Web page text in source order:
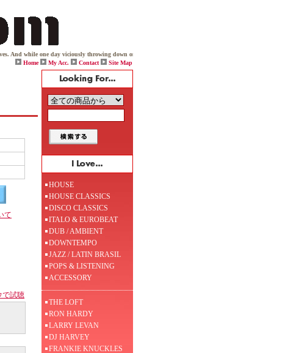
one day viciously throwing down on his box, Jack boldy declared, "Let there be HOUSE!" and
Home My Acc. Contact Site Map
て
で試聴
HOUSE
HOUSE CLASSICS
DISCO CLASSICS
ITALO & EUROBEAT
DUB / AMBIENT
DOWNTEMPO
JAZZ / LATIN BRASIL
POPS & LISTENING
ACCESSORY
THE LOFT
RON HARDY
LARRY LEVAN
DJ HARVEY
FRANKIE KNUCKLES